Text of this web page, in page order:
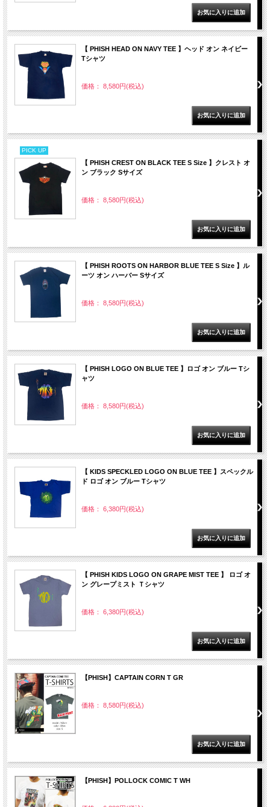
【 PHISH HEAD ON NAVY TEE 】ヘッド オン ネイビー
Tシャツ
価格： 8,580円(税込)
PICK UP
【 PHISH CREST ON BLACK TEE S Size 】クレスト オ
ン ブラック Sサイズ
価格： 8,580円(税込)
【 PHISH ROOTS ON HARBOR BLUE TEE S Size 】ル
ーツ オン ハーバー Sサイズ
価格： 8,580円(税込)
【 PHISH LOGO ON BLUE TEE 】ロゴ オン ブルー Tシ
ャツ
価格： 8,580円(税込)
【 KIDS SPECKLED LOGO ON BLUE TEE 】スペックル
ド ロゴ オン ブルー Tシャツ
価格： 6,380円(税込)
【 PHISH KIDS LOGO ON GRAPE MIST TEE 】 ロゴ オ
ン グレープミスト Ｔシャツ
価格： 6,380円(税込)
【PHISH】CAPTAIN CORN T GR
価格： 8,580円(税込)
【PHISH】POLLOCK COMIC T WH